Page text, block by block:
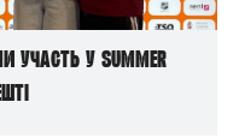
участь у Summer